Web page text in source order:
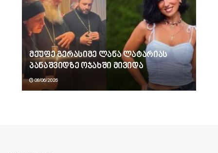
მეუფე გერასიმე ლანა ლატარიას
პანაშვიდზე ოჯახში მივიდა
08/06/2026